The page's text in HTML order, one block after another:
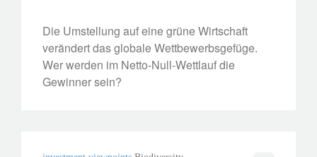
Die Umstellung auf eine grüne Wirtschaft
verändert das globale Wettbewerbsgefüge.
Wer werden im Netto-Null-Wettlauf die
Gewinner sein?